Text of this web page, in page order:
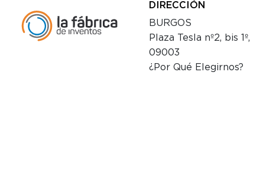
DIRECCIÓN
BURGOS
Plaza Tesla nº2, bis 1º,
09003
¿Por Qué Elegirnos?